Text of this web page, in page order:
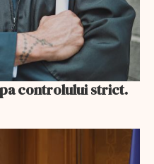
controlului strict.